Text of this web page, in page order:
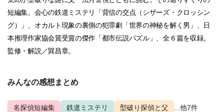
短編集。会心の鉄道ミステリ「背信の交点（シザーズ・クロッシン
グ）」、オカルト現象の裏側の犯罪劇「世界の神秘を解く男」、日
本推理作家協会賞受賞の傑作「都市伝説パズル」、全６篇を収録。
監修・解説／巽昌章。
みんなの感想まとめ
名探偵短編集 鉄道ミステリ 型破り探偵と父 ...他7件